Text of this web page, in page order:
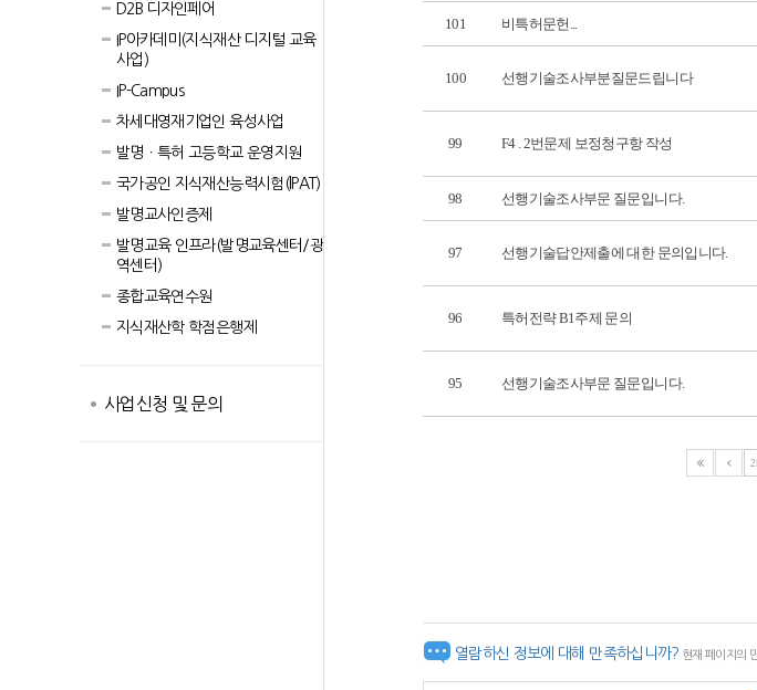
D2B 디자인페어
IP아카데미(지식재산 디지털 교육
사업)
IP-Campus
차세대영재기업인 육성사업
발명ㆍ특허 고등학교 운영지원
국가공인 지식재산능력시험(lPAT)
발명교사인증제
발명교육 인프라(발명교육센터/광
역센터)
종합교육연수원
지식재산학 학점은행제
사업신청 및 문의
101 비특허문헌...
100 선행기술조사부분질문드립니다
99 F4 . 2번문제 보정청구항 작성
98 선행기술조사부문 질문입니다.
97 선행기술답안제출에 대한 문의입니다.
96 특허전략 B1주제 문의
95 선행기술조사부문 질문입니다.
열람하신 정보에 대해 만족하십니까? 현재 페이지의